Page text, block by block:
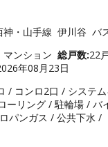
・山手線 伊川谷 バ
マンション 総戸数:22
年08月23日
/ コンロ2口 / システ
ーリング / 駐輪場 /
パンガス / 公共下水 /